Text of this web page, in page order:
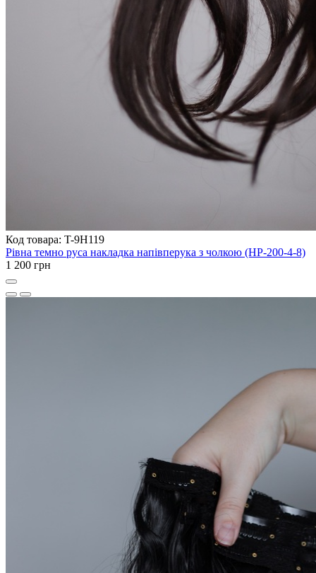
Код товара: T-9H119
Рівна темно руса накладка напівперука з чолкою (HP-200-4-8)
1 200 грн